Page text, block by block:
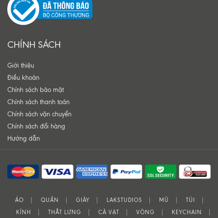
CHÍNH SÁCH
Giới thiệu
Điều khoản
Chính sách bảo mật
Chính sách thanh toán
Chính sách vận chuyển
Chính sách đổi hàng
Hướng dẫn
ÁO QUẦN GIÀY LAKSTUDIOS MŨ
TÚI
KÍNH
THẮT LƯNG CÀ VẠT VÒNG KEYCHAIN